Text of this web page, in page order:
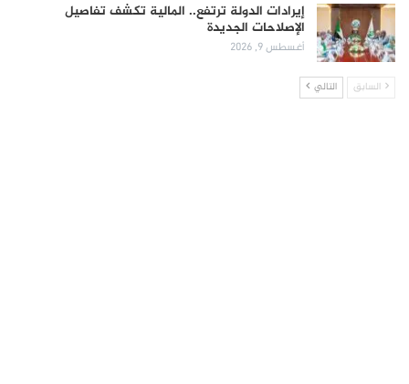
إيرادات الدولة ترتفع.. المالية تكشف تفاصيل
الإصلاحات الجديدة
أغسطس 9, 2026
السابق التالي